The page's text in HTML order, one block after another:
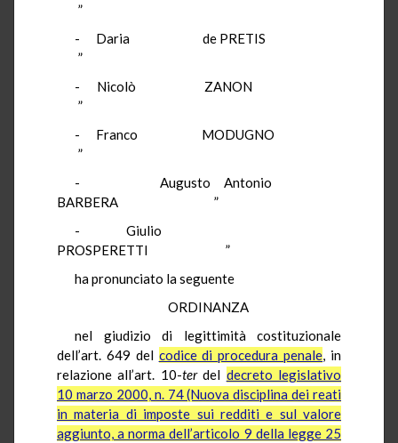
”
- Daria de PRETIS
”
- Nicolò ZANON
”
- Franco MODUGNO
”
- Augusto Antonio
BARBERA ”
- Giulio
PROSPERETTI ”
ha pronunciato la seguente
ORDINANZA
nel giudizio di legittimità costituzionale
dell’art. 649 del codice di procedura penale, in
relazione all’art. 10-terdel decreto legislativo
10 marzo 2000, n. 74 (Nuova disciplina dei reati
in materia di imposte sui redditi e sul valore
aggiunto, a norma dell’articolo 9 della legge 25